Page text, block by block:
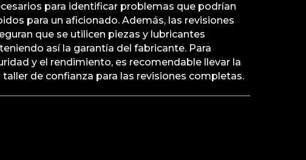
para identificar problemas que podrían
para un aficionado. Además, las revisiones
que se utilicen piezas y lubricantes
así la garantía del fabricante. Para
y el rendimiento, es recomendable llevar la
de confianza para las revisiones completas.